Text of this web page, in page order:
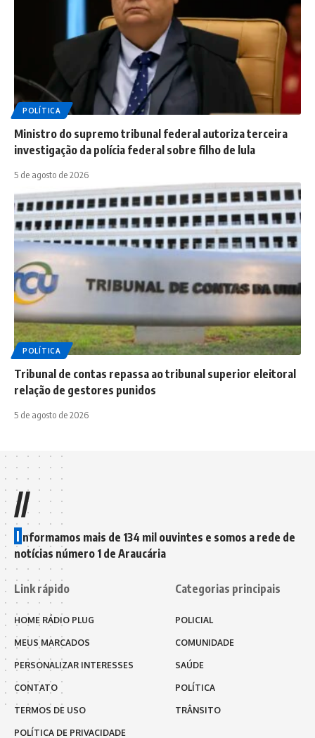
POLÍTICA
Ministro do supremo tribunal federal autoriza terceira
investigação da polícia federal sobre filho de lula
5 de agosto de 2026
POLÍTICA
Tribunal de contas repassa ao tribunal superior eleitoral
relação de gestores punidos
5 de agosto de 2026
//
I nformamos mais de 134 mil ouvintes e somos a rede de
notícias número 1 de Araucária
Link rápido
HOME RÁDIO PLUG
MEUS MARCADOS
PERSONALIZAR INTERESSES
CONTATO
TERMOS DE USO
POLÍTICA DE PRIVACIDADE
Categorias principais
POLICIAL
COMUNIDADE
SAÚDE
POLÍTICA
TRÂNSITO